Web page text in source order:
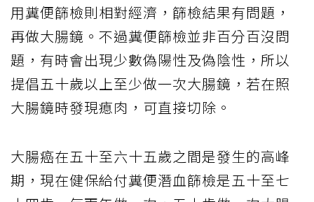
用糞便篩檢則相對經濟，篩檢結果有問題，
再做大腸鏡。不過糞便篩檢並非百分百沒問
題，有時會出現少數偽陽性及偽陰性，所以
提倡五十歲以上至少做一次大腸鏡，若在照
大腸鏡時發現瘜肉，可直接切除。
大腸癌在五十至六十五歲之間是發生的高峰
期，現在健保給付糞便潛血篩檢是五十至七